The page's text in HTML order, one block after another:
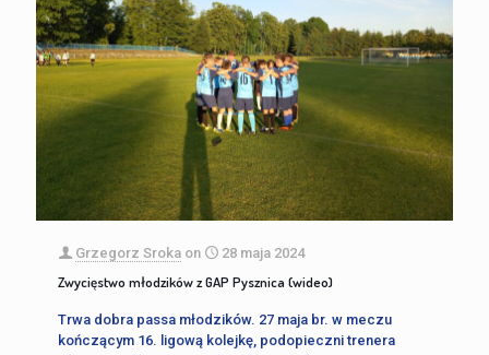
Grzegorz Sroka on 28 maja 2024
Zwycięstwo młodzików z GAP Pysznica (wideo)
Trwa dobra passa młodzików. 27 maja br. w meczu
kończącym 16. ligową kolejkę, podopieczni trenera